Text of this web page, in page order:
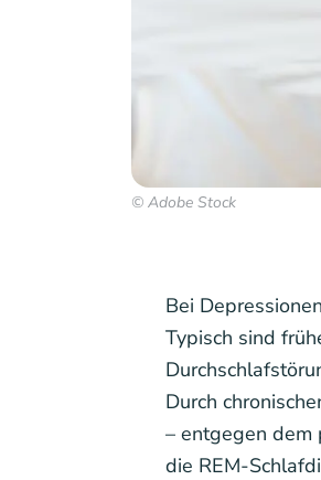
© Adobe Stock
Bei
Typisch sind
Durch
– entgegen dem
die REM-